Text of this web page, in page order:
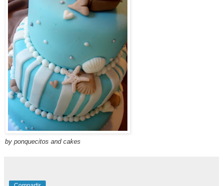
by ponquecitos and cakes